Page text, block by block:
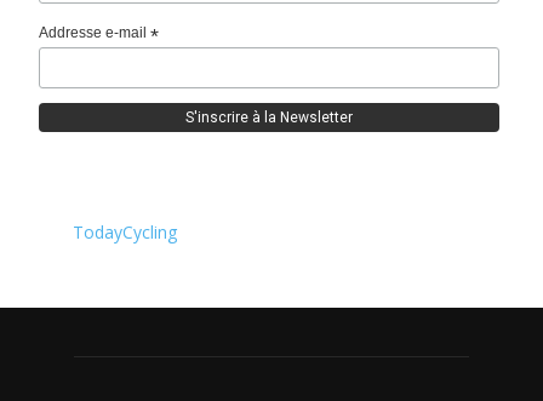
Addresse e-mail*
TodayCycling